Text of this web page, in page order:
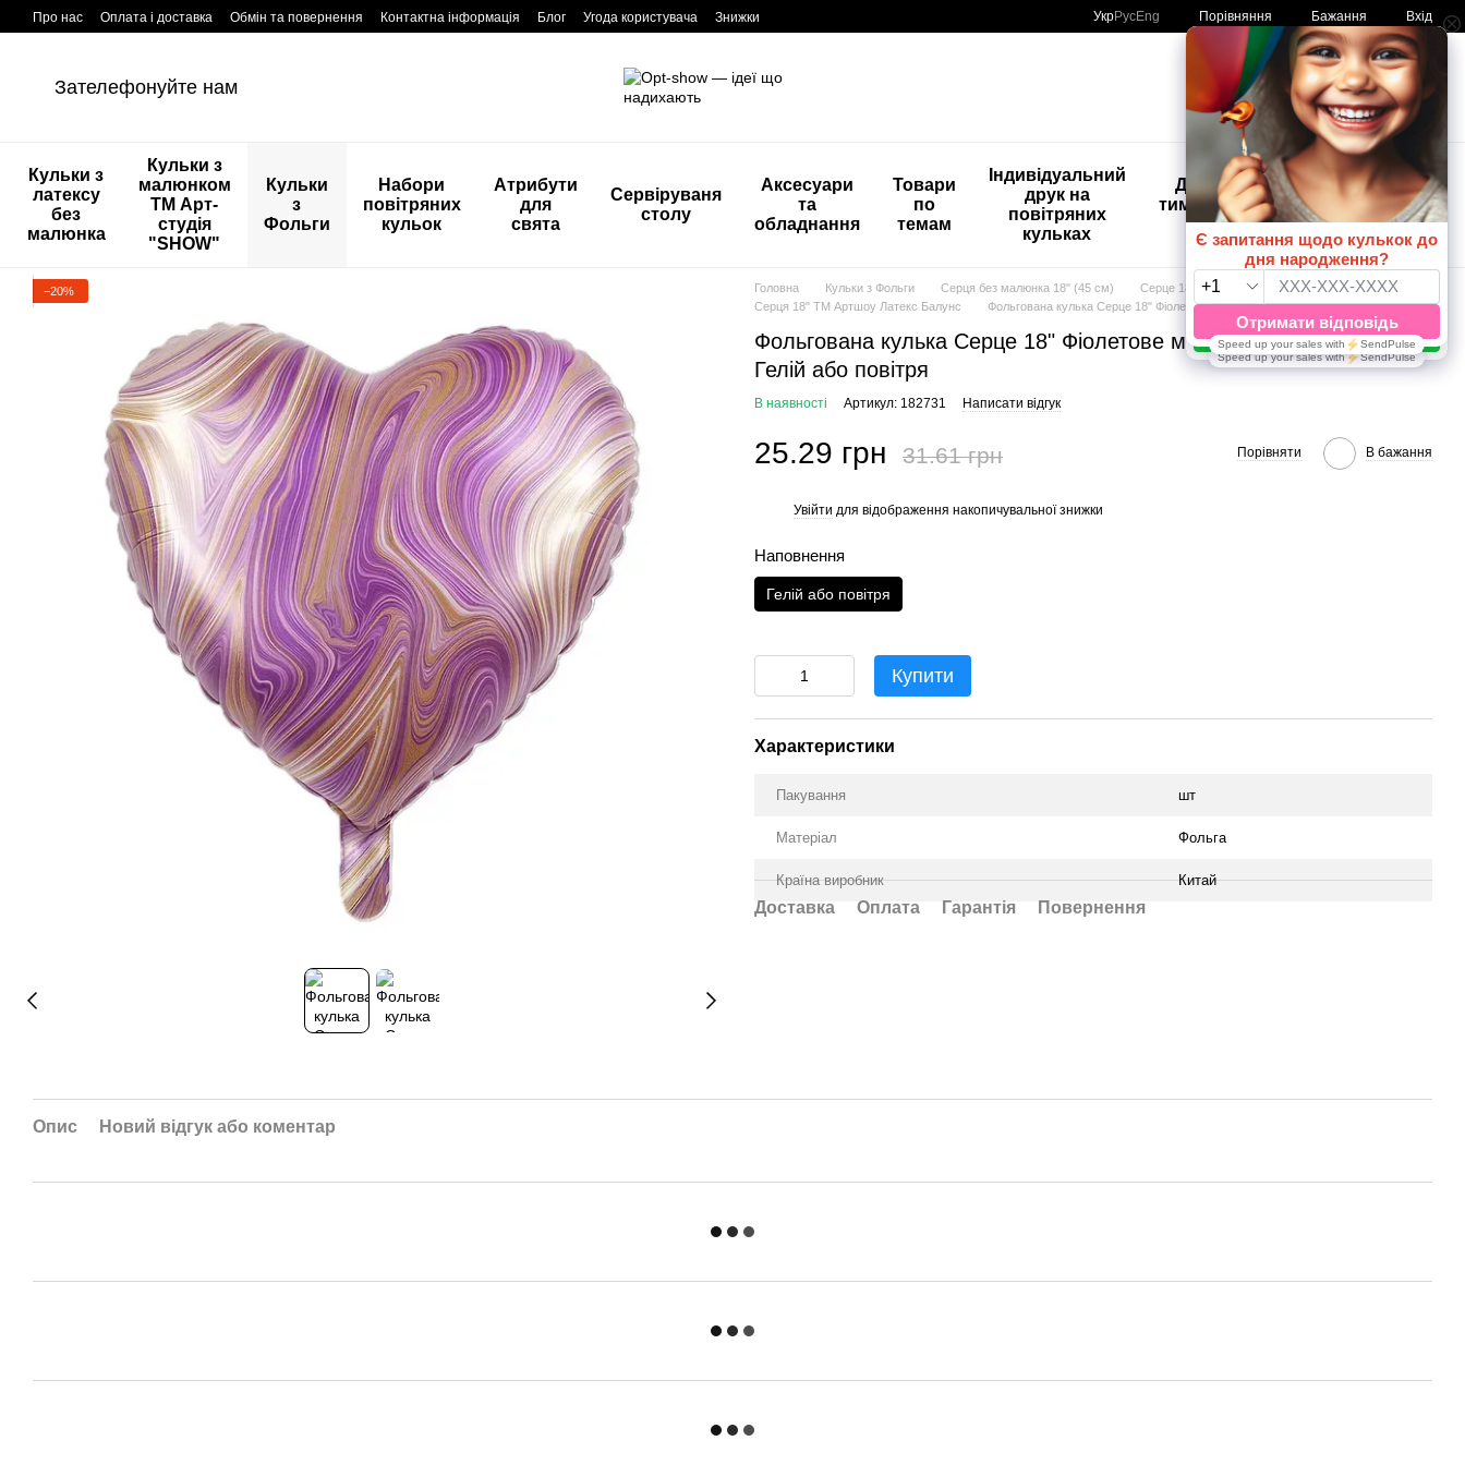
Перейти к основному контенту
Про нас Оплата і доставка Обмін та повернення Контактна інформація Блог Угода користувача Знижки УкрРусEng Порівняння Бажання Вхід
Зателефонуйте нам Мій кошик
Кульки з
латексу
без
малюнка
Кульки з
малюнком
ТМ Арт-
студія
"SHOW"
Кульки
з
Фольги
Набори
повітряних
кульок
Атрибути
для
свята
Сервіруваня
столу
Аксесуари
та
обладнання
Товари
по
темам
Індивідуальний
друк на
повітряних
кульках
Дитяче
тимчасове
тату
🚨🚨🚨
Розпродаж
Кульки з
друком😀
🎈
−20% Головна Кульки з Фольги Серця без малюнка 18" (45 см)
Серце 18"
Серця 18" ТМ Артшоу Латекс Балунс
Фольгована кулька Серце 18" Фіолетове мармурове (Китай), Гелій або повітря
Фольгована кулька Серце 18" Фіолетове мармурове (Китай),
Гелій або повітря
В наявності Артикул: 182731 Написати відгук
25.29 грн 31.61 грн Порівняти В бажання
Увійти для відображення накопичувальної знижки
Наповнення
Гелій або повітря
Купити
Характеристики
Пакування шт
Матеріал Фольга
Країна виробник Китай
Доставка Оплата Гарантія Повернення
Опис Новий відгук або коментар